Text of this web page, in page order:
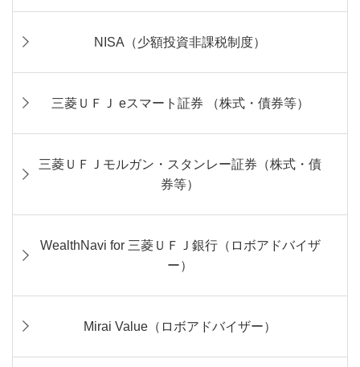
NISA（少額投資非課税制度）
三菱ＵＦＪ eスマート証券 （株式・債券等）
三菱ＵＦＪモルガン・スタンレー証券（株式・債
券等）
WealthNavi for 三菱ＵＦＪ銀行（ロボアドバイザ
ー）
Mirai Value（ロボアドバイザー）